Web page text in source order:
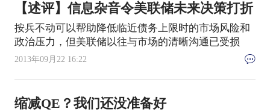
【述评】信息杂音令美联储未来决策打折
按兵不动可以帮助降低临近债务上限时的市场风险和
政治压力，但美联储以往与市场的清晰沟通已受损
2013年09月22 16:22
缩减QE？我们还没准备好